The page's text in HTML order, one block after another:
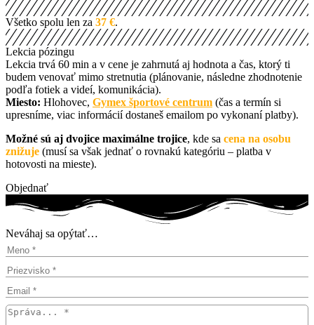
Všetko spolu len za 37 €.
Lekcia pózingu
Lekcia trvá 60 min a v cene je zahrnutá aj hodnota a čas, ktorý ti
budem venovať mimo stretnutia (plánovanie, následne zhodnotenie
podľa fotiek a videí, komunikácia).
Miesto: Hlohovec, Gymex športové centrum (čas a termín si
upresníme, viac informácií dostaneš emailom po vykonaní platby).
Možné sú aj dvojice maximálne trojice, kde sa cena na osobu
znižuje (musí sa však jednať o rovnakú kategóriu – platba v
hotovosti na mieste).
Objednať
Neváhaj sa opýtať…